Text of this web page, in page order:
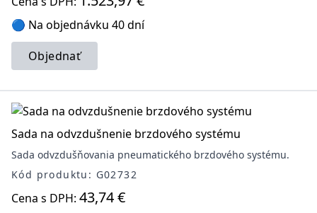
🔵 Na objednávku 40 dní
Objednať
Sada na odvzdušnenie brzdového systému
Sada odvzdušňovania pneumatického brzdového systému.
Kód produktu: G02732
Cena s DPH: 43,74 €